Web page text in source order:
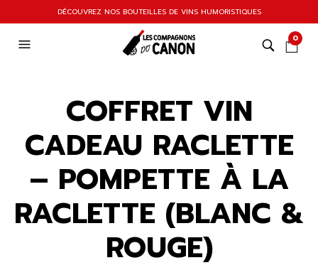
DÉCOUVREZ NOS BOUTEILLES DE VINS HUMORISTIQUES
0
COFFRET VIN
CADEAU RACLETTE
– POMPETTE À LA
RACLETTE (BLANC &
ROUGE)